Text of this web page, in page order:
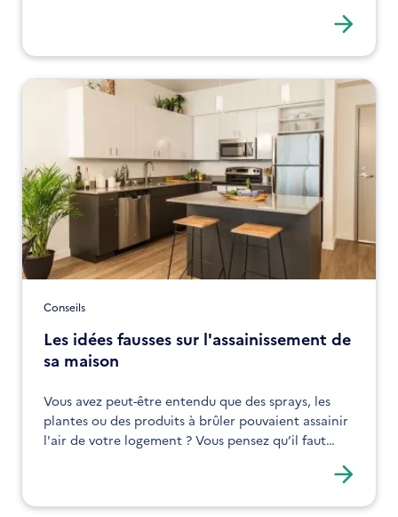
Conseils
Les idées fausses sur l'assainissement de
sa maison
Vous avez peut-être entendu que des sprays, les
plantes ou des produits à brûler pouvaient assainir
l'air de votre logement ? Vous pensez qu’il faut